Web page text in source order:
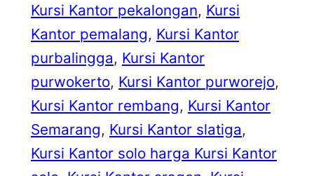
Kursi Kantor pekalongan, Kursi
Kantor pemalang, Kursi Kantor
purbalingga, Kursi Kantor
purwokerto, Kursi Kantor purworejo
Kursi Kantor rembang, Kursi Kantor
Semarang, Kursi Kantor slatiga
Kursi Kantor solo harga Kursi Kantor